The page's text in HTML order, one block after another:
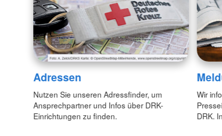
Adressen
Nutzen Sie unseren Adressfinder, um
Ansprechpartner und Infos über DRK-
Einrichtungen zu finden.
Wir
DRK.